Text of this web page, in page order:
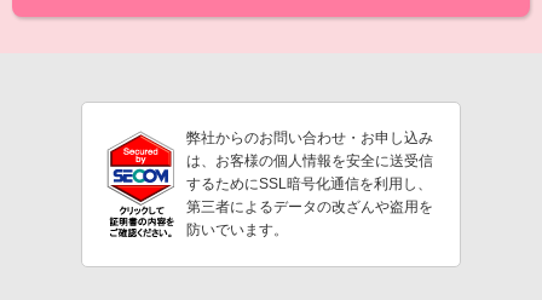
弊社からのお問い合わせ・お申し込み
は、お客様の個人情報を安全に送受信
するためにSSL暗号化通信を利用し、
第三者によるデータの改ざんや盗用を
防いでいます。